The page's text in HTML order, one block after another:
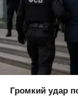
Громкий удар